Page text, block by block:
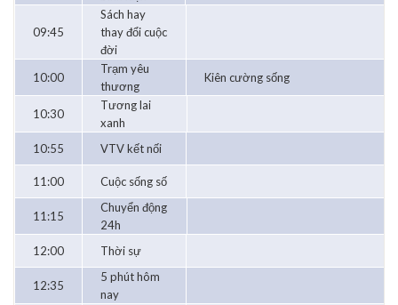
09:45
Sách hay
thay đổi cuộc
đời
10:00
Trạm yêu
thương
Kiên cường sống
10:30
Tương lai
xanh
10:55
VTV kết nối
11:00 Cuộc sống số
11:15
Chuyển động
24h
12:00
Thời sự
12:35
5 phút hôm
nay